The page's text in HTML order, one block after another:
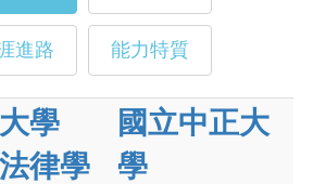
進路 能力特質
學
律學
國立中正大
學